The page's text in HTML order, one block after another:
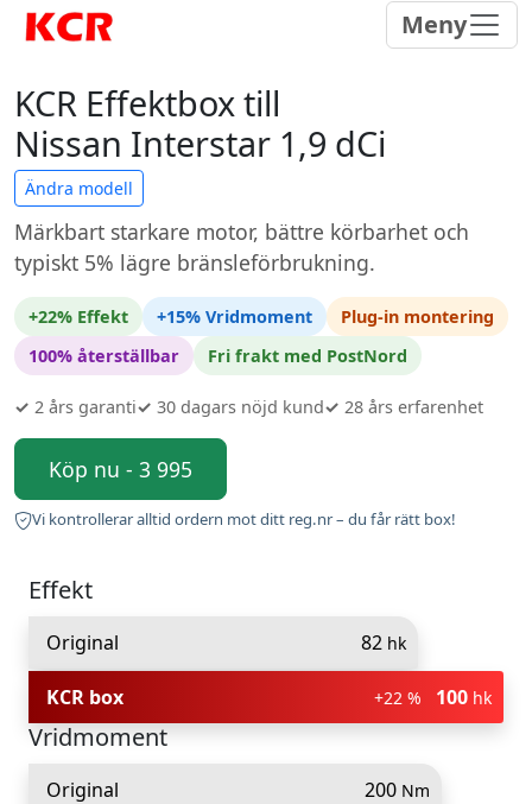
Meny
KCR Effektbox till
Nissan Interstar 1,9 dCi
Ändra modell
Märkbart starkare motor, bättre körbarhet och
typiskt 5% lägre bränsleförbrukning.
+22% Effekt +15% Vridmoment
Plug-in montering
100% återställbar
Fri frakt med PostNord
✓ 2 års garanti✓ 30 dagars nöjd kund✓ 28 års erfarenhet
Köp nu - 3 995
Vi kontrollerar alltid ordern mot ditt reg.nr – du får rätt box!
Effekt
Original 82 hk
KCR box +22 % 100 hk
Vridmoment
Original 200 Nm